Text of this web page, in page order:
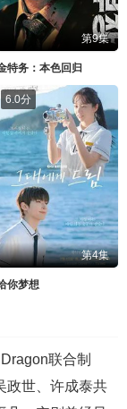
第9集
特务：本色回归
6.0分
第4集
你梦想
联合制
政世、许成泰共